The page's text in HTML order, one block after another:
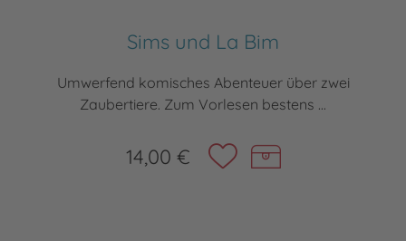
Sims und La Bim
Umwerfend komisches Abenteuer über zwei
Zaubertiere. Zum Vorlesen bestens ...
14,00 €